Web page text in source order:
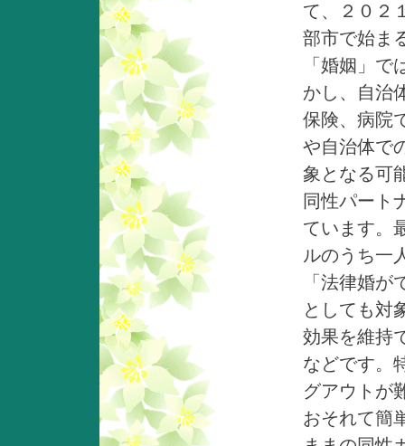
て、２０２
部市で始ま
「婚姻」
かし、自治
保険、病院
や自治体で
象となる可
同性パート
ています。
ルのうち一
「法律婚
としても対
効果を維持
などです。
グアウトが
おそれて簡